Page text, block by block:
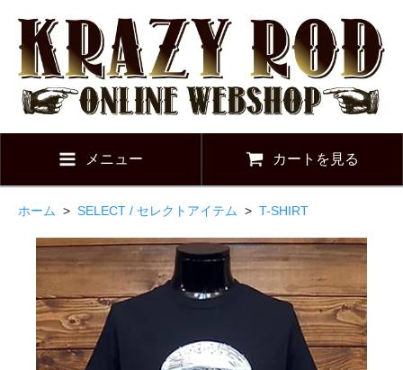
メニュー カートを見る
ホーム > SELECT / セレクトアイテム > T-SHIRT